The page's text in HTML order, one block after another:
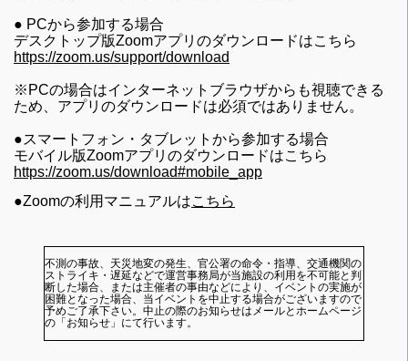
● PCから参加する場合
デスクトップ版Zoomアプリのダウンロードはこちら
https://zoom.us/support/download
※PCの場合はインターネットブラウザからも視聴できる
ため、アプリのダウンロードは必須ではありません。
●スマートフォン・タブレットから参加する場合
モバイル版Zoomアプリのダウンロードはこちら
https://zoom.us/download#mobile_app
●Zoomの利用マニュアルはこちら
不測の事故、天災地変の発生、官公署の命令・指導、交通機関の
ストライキ・遅延などで運営事務局が当施設の利用を不可能と判
断した場合、または主催者の事由などにより、イベントの実施が
困難となった場合、当イベントを中止する場合がございますので
予めご了承下さい。中止の際のお知らせはメールとホームページ
の「お知らせ」にて行います。